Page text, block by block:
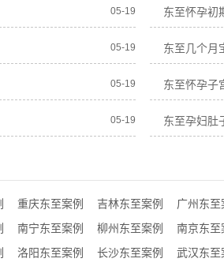
05-19 东至怀孕初
05-19 东至几个月
05-19 东至怀孕子
05-19 东至孕妇肚
重庆东至案例 吉林东至案例 广州东至
南宁东至案例 柳州东至案例 南京东至
洛阳东至案例 长沙东至案例 武汉东至